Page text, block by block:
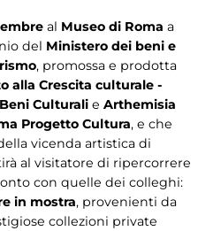
al Museo di Roma a
del Ministero dei beni e
, promossa e prodotta
alla Crescita culturale -
Culturali e Arthemisia
Progetto Cultura, e che
vicenda artistica di
al visitatore di ripercorrere
con quelle dei colleghi:
in mostra, provenienti da
collezioni private